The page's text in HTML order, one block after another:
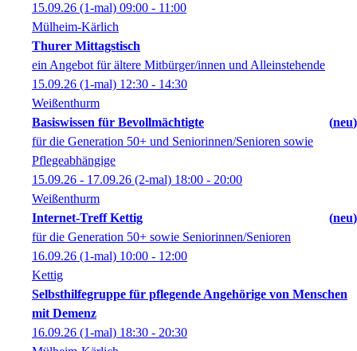
15.09.26 (1-mal) 09:00 - 11:00
Mülheim-Kärlich
Thurer Mittagstisch
ein Angebot für ältere Mitbürger/innen und Alleinstehende
15.09.26 (1-mal) 12:30 - 14:30
Weißenthurm
Basiswissen für Bevollmächtigte
neu
für die Generation 50+ und Seniorinnen/Senioren sowie
Pflegeabhängige
15.09.26 - 17.09.26 (2-mal) 18:00 - 20:00
Weißenthurm
Internet-Treff Kettig
neu
für die Generation 50+ sowie Seniorinnen/Senioren
16.09.26 (1-mal) 10:00 - 12:00
Kettig
Selbsthilfegruppe für pflegende Angehörige von Menschen
mit Demenz
16.09.26 (1-mal) 18:30 - 20:30